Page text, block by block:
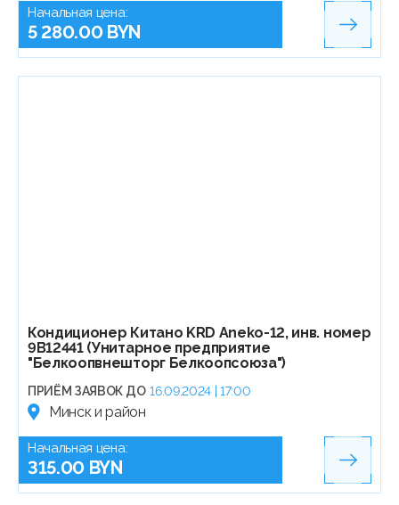
Начальная цена:
5 280.00 BYN
Кондиционер Китано KRD Aneko-12, инв. номер
9В12441 (Унитарное предприятие
"Белкоопвнешторг Белкоопсоюза")
ПРИЁМ ЗАЯВОК ДО 16.09.2024 | 17:00
Минск и район
Начальная цена:
315.00 BYN